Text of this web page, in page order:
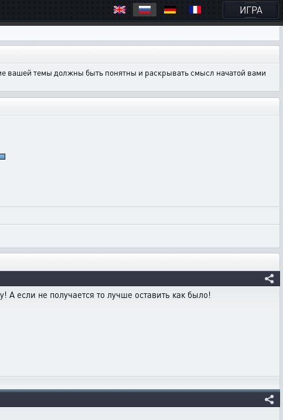
ИГРА
вашей темы должны быть понятны и раскрывать смысл начатой вами
А если не получается то лучше оставить как было!